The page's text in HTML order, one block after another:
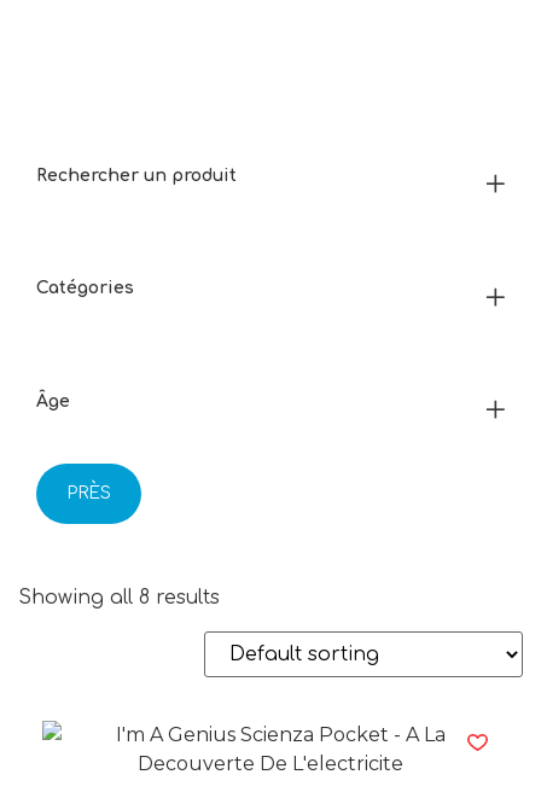
Rechercher un produit
Catégories
Âge
PRÈS
Showing all 8 results